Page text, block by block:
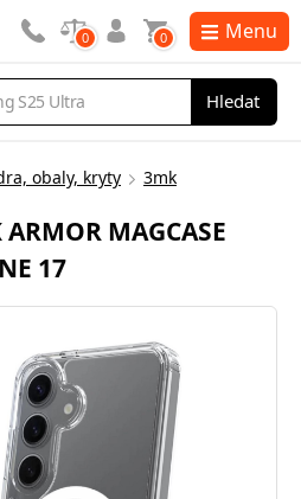
Hledat
0 0 Menu
obaly, kryty 3mk
MAGCASE
17